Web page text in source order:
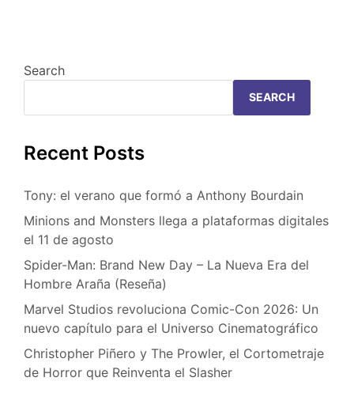
Search
SEARCH
Recent Posts
Tony: el verano que formó a Anthony Bourdain
Minions and Monsters llega a plataformas digitales
el 11 de agosto
Spider-Man: Brand New Day – La Nueva Era del
Hombre Araña (Reseña)
Marvel Studios revoluciona Comic-Con 2026: Un
nuevo capítulo para el Universo Cinematográfico
Christopher Piñero y The Prowler, el Cortometraje
de Horror que Reinventa el Slasher